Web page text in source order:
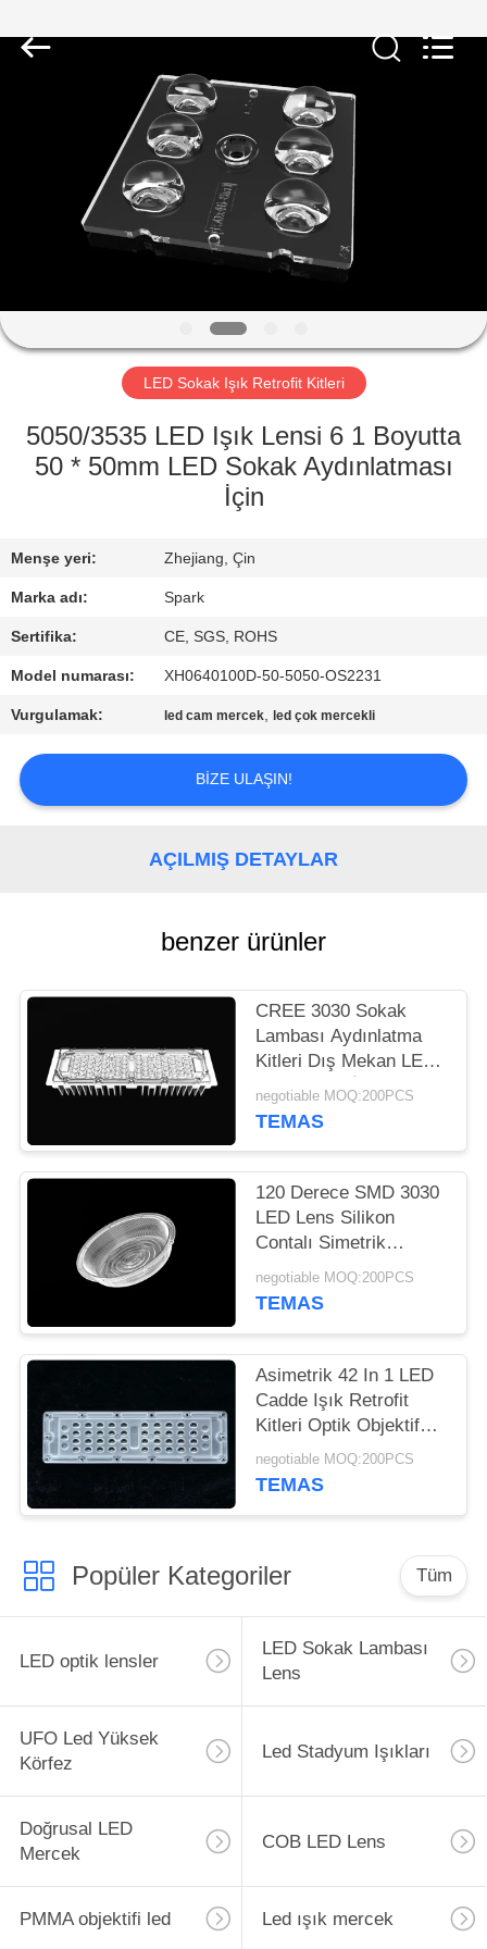
FABRIKA
KALITE
BIZIMLE
İLETIŞIM
HABERLER
BIR
HARITASI
GIZLILIK
POLITIKASI
Co.,
LED Sokak Işık Retrofit Kitleri
5050/3535 LED Işık Lensi 6 1 Boyutta
50 * 50mm LED Sokak Aydınlatması
İçin
Menşe yeri: Zhejiang, Çin
Marka adı: Spark
Sertifika: CE, SGS, ROHS
Model numarası: XH0640100D-50-5050-OS2231
Vurgulamak: led cam mercek, led çok mercekli
BIZE ULAŞIN!
AÇILMIŞ DETAYLAR
benzer ürünler
CREE 3030 Sokak
Lambası Aydınlatma
Kitleri Dış Mekan LED
Aydınlatma İçin Optik
Lensler
negotiable MOQ:200PCS
TEMAS
120 Derece SMD 3030
LED Lens Silikon
Contalı Simetrik
Şekiller
negotiable MOQ:200PCS
TEMAS
Asimetrik 42 In 1 LED
Cadde Işık Retrofit
Kitleri Optik Objektif
L236 * W70mm Boyut
negotiable MOQ:200PCS
TEMAS
Popüler Kategoriler Tüm
LED optik lensler
LED Sokak Lambası
Lens
UFO Led Yüksek
Körfez
Led Stadyum Işıkları
Doğrusal LED
Mercek
COB LED Lens
PMMA objektifi led Led ışık mercek